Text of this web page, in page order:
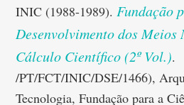
INIC (1988-1989). Fundação
Desenvolvimento dos Meios
Cálculo Científico (2º Vol.).
/PT/FCT/INIC/DSE/1466),
Tecnologia, Fundação para a